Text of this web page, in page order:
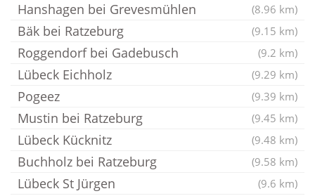
Hanshagen bei Grevesmühlen (8.96 km)
Bäk bei Ratzeburg (9.15 km)
Roggendorf bei Gadebusch (9.2 km)
Lübeck Eichholz (9.29 km)
Pogeez (9.39 km)
Mustin bei Ratzeburg (9.45 km)
Lübeck Kücknitz (9.48 km)
Buchholz bei Ratzeburg (9.58 km)
Lübeck St Jürgen (9.6 km)